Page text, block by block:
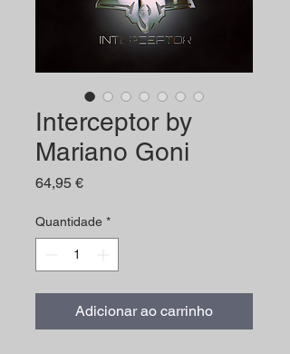
Interceptor by
Mariano Goni
64,95 €Preço
Quantidade *
Adicionar ao carrinho